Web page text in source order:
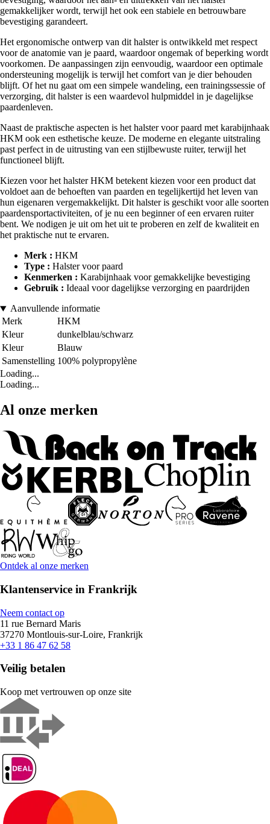
gemakkelijker wordt, terwijl het ook een stabiele en betrouwbare
bevestiging garandeert.
Het ergonomische ontwerp van dit halster is ontwikkeld met respect
voor de anatomie van je paard, waardoor ongemak of beperking wordt
voorkomen. De aanpassingen zijn eenvoudig, waardoor een optimale
ondersteuning mogelijk is terwijl het comfort van je dier behouden
blijft. Of het nu gaat om een simpele wandeling, een trainingssessie of
verzorging, dit halster is een waardevol hulpmiddel in je dagelijkse
paardenleven.
Naast de praktische aspecten is het halster voor paard met karabijnhaak
HKM ook een esthetische keuze. De moderne en elegante uitstraling
past perfect in de uitrusting van een stijlbewuste ruiter, terwijl het
functioneel blijft.
Kiezen voor het halster HKM betekent kiezen voor een product dat
voldoet aan de behoeften van paarden en tegelijkertijd het leven van
hun eigenaren vergemakkelijkt. Dit halster is geschikt voor alle soorten
paardensportactiviteiten, of je nu een beginner of een ervaren ruiter
bent. We nodigen je uit om het uit te proberen en zelf de kwaliteit en
het praktische nut te ervaren.
Merk : HKM
Type : Halster voor paard
Kenmerken : Karabijnhaak voor gemakkelijke bevestiging
Gebruik : Ideaal voor dagelijkse verzorging en paardrijden
Aanvullende informatie
Merk
HKM
Kleur
dunkelblau/schwarz
Kleur
Blauw
Samenstelling 100% polypropylène
Loading...
Loading...
Al onze merken
Ontdek al onze merken
Klantenservice in Frankrijk
Neem contact op
11 rue Bernard Maris
37270 Montlouis-sur-Loire, Frankrijk
+33 1 86 47 62 58
Veilig betalen
Koop met vertrouwen op onze site